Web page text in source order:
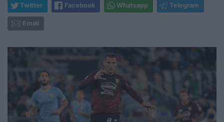
Twitter Facebook Whatsapp Telegram
Email